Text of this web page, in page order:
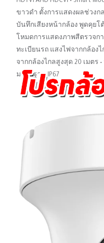
ขาวดํา ตั้งการแสดงผลช่วงก
บันทึกเสียงหน้ากล้อง พูดคุยโ
โหมดการแสดงภาพสีตรวจก
ทะเบียนรถ แสงไฟจากกล้องไ
จากกล้องไกลสูงสุด 20 เมตร
มาตรฐาน IP67